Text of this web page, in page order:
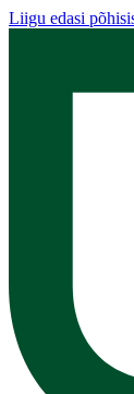
Liigu edasi